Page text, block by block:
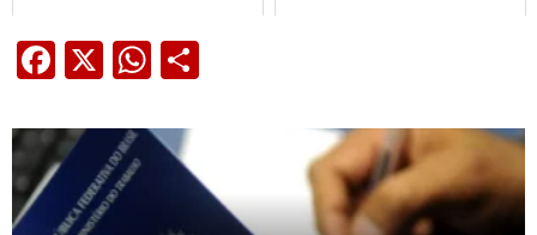
Facebook
X WhatsApp